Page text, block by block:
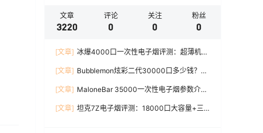
文章
3220
评论
0
关注
0
粉丝
0
[文章] 冰爆4000口一次性电子烟评测：超薄机
[文章] Bubblemon炫彩二代30000口多少钱？最
[文章] MaloneBar 35000一次性电子烟参数介
[文章] 坦克7Z电子烟评测：18000口大容量+三